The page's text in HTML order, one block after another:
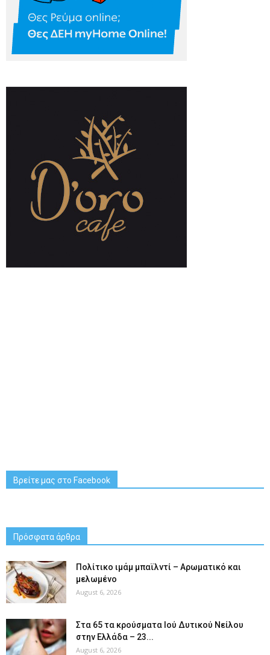
Βρείτε μας στο Facebook
Πρόσφατα άρθρα
Πολίτικο ιμάμ μπαϊλντί – Αρωματικό και
μελωμένο
August 6, 2026
Στα 65 τα κρούσματα Ιού Δυτικού Νείλου
στην Ελλάδα – 23...
August 6, 2026